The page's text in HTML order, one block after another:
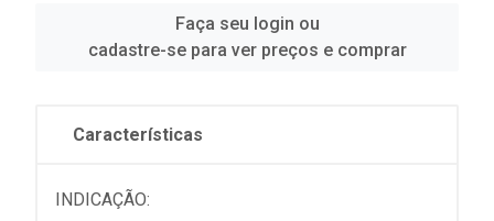
Faça seu login ou
cadastre-se para ver preços e comprar
Características
INDICAÇÃO: